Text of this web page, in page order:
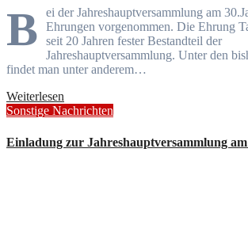
B
ei der Jahreshauptversammlung am
Ehrungen vorgenommen. Die Ehrung
seit 20 Jahren fester Bestandteil der
Jahreshauptversammlung. Unter den
findet man unter anderem…
Weiterlesen
Sonstige Nachrichten
Einladung zur Jahreshauptversammlung